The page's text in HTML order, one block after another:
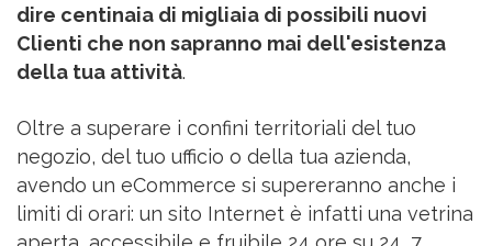
dire centinaia di migliaia di possibili nuovi
Clienti che non sapranno mai dell'esistenza
della tua attività.
Oltre a superare i confini territoriali del tuo
negozio, del tuo ufficio o della tua azienda,
avendo un eCommerce si supereranno anche i
limiti di orari: un sito Internet è infatti una vetrina